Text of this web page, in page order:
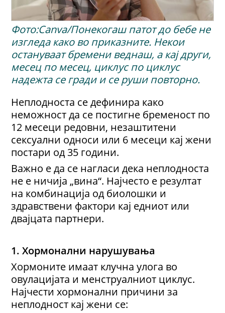
Фото:Canva/Понекогаш патот до бебе не
изгледа како во приказните. Некои
остануваат бремени веднаш, а кај други,
месец по месец, циклус по циклус
надежта се гради и се руши повторно.
Неплодноста се дефинира како
неможност да се постигне бременост по
12 месеци редовни, незаштитени
сексуални односи или 6 месеци кај жени
постари од 35 години.
Важно е да се нагласи дека неплодноста
не е ничија „вина“. Најчесто е резултат
на комбинација од биолошки и
здравствени фактори кај едниот или
двајцата партнери.
1. Хормонални нарушувања
Хормоните имаат клучна улога во
овулацијата и менструалниот циклус.
Најчести хормонални причини за
неплодност кај жени се: